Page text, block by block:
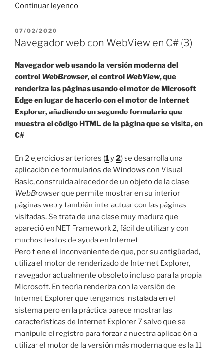
Continuar leyendo«Excel
.NET
VS
2022
(VB
y
C#)»
PUBLICADO
EL
07/02/2020
Navegador web con WebView en C# (3)
Navegador web usando la versión moderna del
control WebBrowser, el control WebView, que
renderiza las páginas usando el motor de Microsoft
Edge en lugar de hacerlo con el motor de Internet
Explorer, añadiendo un segundo formulario que
muestra el código HTML de la página que se visita, en
C#
En 2 ejercicios anteriores (1y2) se desarrolla una
aplicación de formularios de Windows con Visual
Basic, construida alrededor de un objeto de la clase
WebBrowserque permite mostrar en su interior
páginas web y también interactuar con las páginas
visitadas. Se trata de una clase muy madura que
apareció en NET Framework 2, fácil de utilizar y con
muchos textos de ayuda en Internet.
Pero tiene el inconveniente de que, por su antigüedad,
utiliza el motor de renderizado de Internet Explorer,
navegador actualmente obsoleto incluso para la propia
Microsoft. En teoría renderiza con la versión de
Internet Explorer que tengamos instalada en el
sistema pero en la práctica parece mostrar las
características de Internet Explorer 7 salvo que se
manipule el registro para forzar a nuestra aplicación a
utilizar el motor de la versión más moderna que es la 11